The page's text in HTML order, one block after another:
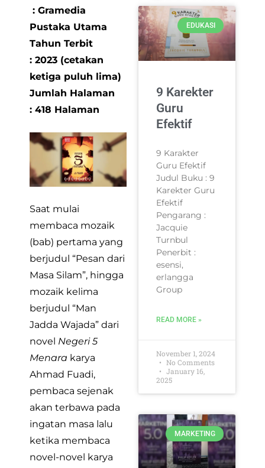
: Gramedia
Pustaka Utama
Tahun Terbit
: 2023 (cetakan
ketiga puluh lima)
Jumlah Halaman
: 418 Halaman
Saat mulai
membaca mozaik
(bab) pertama yang
berjudul “Pesan dari
Masa Silam”, hingga
mozaik kelima
berjudul “Man
Jadda Wajada” dari
novel Negeri 5
Menara karya
Ahmad Fuadi,
pembaca sejenak
akan terbawa pada
ingatan masa lalu
ketika membaca
novel-novel karya
EDUKASI
9 Karekter
Guru
Efektif
9 Karakter
Guru Efektif
Judul Buku : 9
Karekter Guru
Efektif
Pengarang :
Jacquie
Turnbul
Penerbit :
esensi,
erlangga
Group
READ MORE »
November 1, 2024
No Comments
January 16,
2025
MARKETING